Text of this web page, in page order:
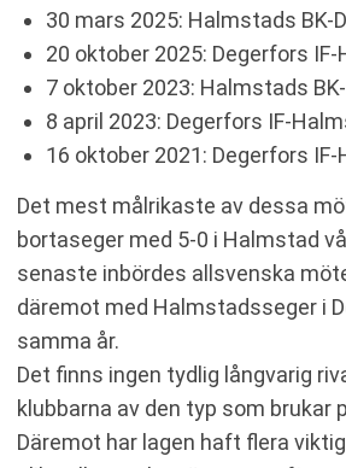
30 mars 2025: Halmstads BK-
20 oktober 2025: Degerfors
7 oktober 2023: Halmstads
8 april 2023: Degerfors IF-
16 oktober 2021: Degerfors
Det mest målrikaste av dessa
bortaseger med 5-0 i Halmstad
senaste inbördes allsvenska
däremot med Halmstadsseger i
samma år.
Det finns ingen tydlig långvarig
klubbarna av den typ som brukar
Däremot har lagen haft flera